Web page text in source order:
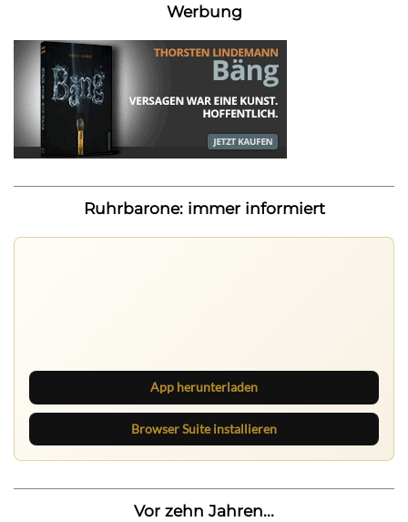
Werbung
Ruhrbarone: immer informiert
App herunterladen
Browser Suite installieren
Vor zehn Jahren...